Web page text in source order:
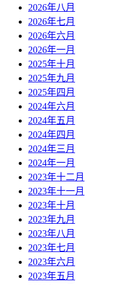
2026年八月
2026年七月
2026年六月
2026年一月
2025年十月
2025年九月
2025年四月
2024年六月
2024年五月
2024年四月
2024年三月
2024年一月
2023年十二月
2023年十一月
2023年十月
2023年九月
2023年八月
2023年七月
2023年六月
2023年五月